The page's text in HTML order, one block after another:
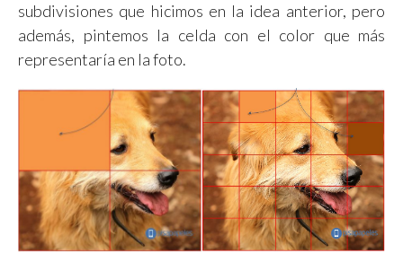
subdivisiones que hicimos en la idea anterior, pero
además, pintemos la celda con el color que más
representaría en la foto.